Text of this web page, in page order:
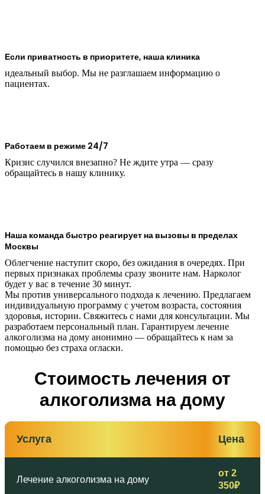
Если приватность в приоритете, наша клиника
идеальный выбор. Мы не разглашаем информацию о
пациентах.
Работаем в режиме 24/7
Кризис случился внезапно? Не ждите утра — сразу
обращайтесь в нашу клинику.
Наша команда быстро реагирует на вызовы в пределах
Москвы
Облегчение наступит скоро, без ожидания в очередях. При
первых признаках проблемы сразу звоните нам. Нарколог
будет у вас в течение 30 минут.
Мы против универсального подхода к лечению. Предлагаем
индивидуальную программу с учетом возраста, состояния
здоровья, истории. Свяжитесь с нами для консультации. Мы
разработаем персональный план. Гарантируем лечение
алкоголизма на дому анонимно — обращайтесь к нам за
помощью без страха огласки.
Стоимость лечения от
алкоголизма на дому
Услуга Цена
Лечение алкоголизма на дому
от 2
350₽